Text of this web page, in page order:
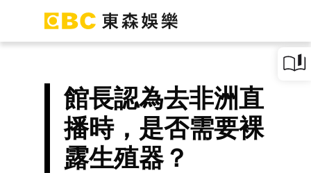
館長認為去非洲直
播時，是否需要裸
露生殖器？